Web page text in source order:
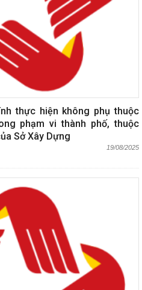
thực hiện không phụ thuộc
phạm vi thành phố, thuộc
Sở Xây Dựng
19/08/2025